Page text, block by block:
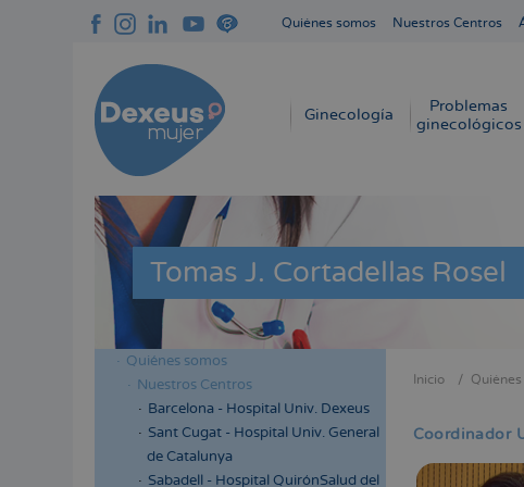
Quiénes somos Nuestros Centros
Navegación
Ginecología
Problemas
ginecológicos
Tomas J. Cortadellas Rosel
Menú
lateral
cabecera
Quiénes somos
Nuestros Centros
Barcelona - Hospital Univ. Dexeus
Sant Cugat - Hospital Univ. General
de Catalunya
Sabadell - Hospital QuirónSalud del
enlaces
ayuda
Inicio
Coordinador